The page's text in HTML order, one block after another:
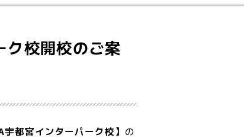
校開校のご案
宇都宮インターパーク校】 の